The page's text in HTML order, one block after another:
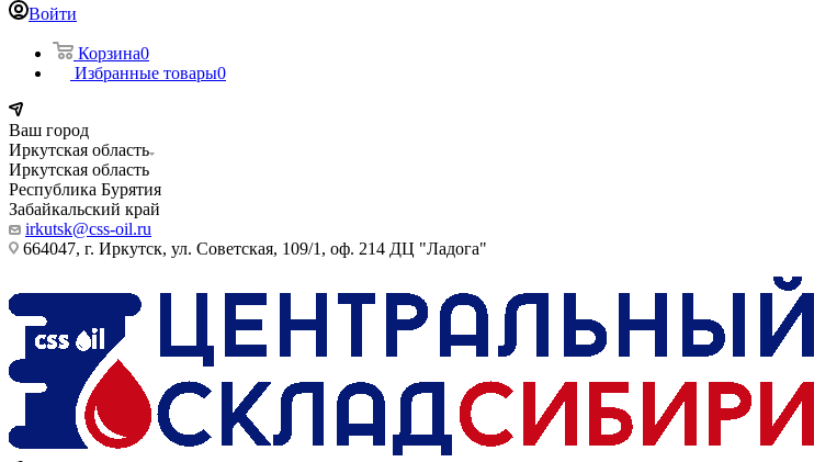
Войти
Корзина0
Избранные товары0
Ваш город
Иркутская область
Иркутская область
Республика Бурятия
Забайкальский край
irkutsk@css-oil.ru
664047, г. Иркутск, ул. Советская, 109/1, оф. 214 ДЦ "Ладога"